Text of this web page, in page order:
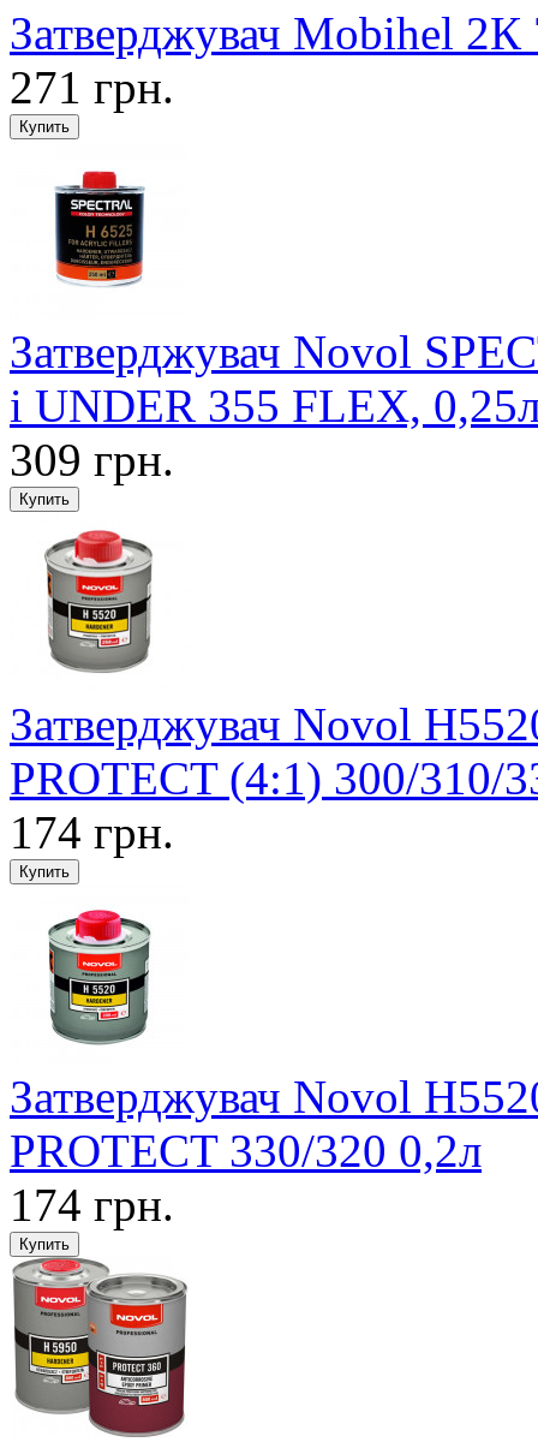
Затверджувач Mobihel 2К
271 грн.
Затверджувач Novol
i UNDER 355 FLEX,
309 грн.
Затверджувач Novol
PROTECT (4:1) 300/310/
174 грн.
Затверджувач Novol
PROTECT 330/320 0,2л
174 грн.